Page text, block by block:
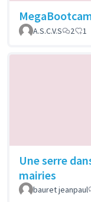
A.S.C.V.S
2 1
Une serre
mairies
bauret jeanpaul